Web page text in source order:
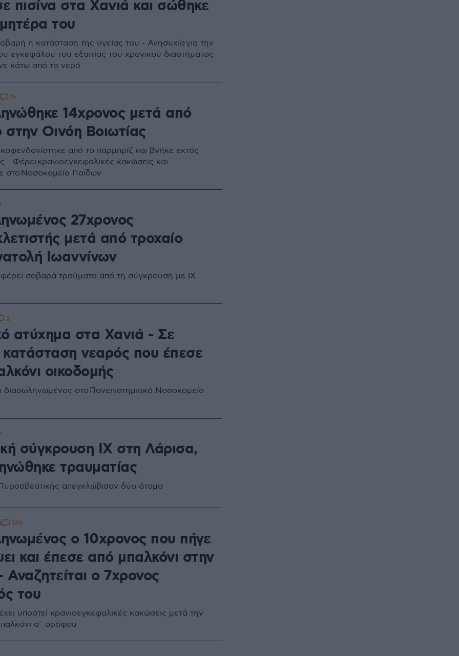
πισίνα στα Χανιά και σώθηκε
του
η κατάσταση της υγείας του - Ανησυχία για την
εγκεφάλου του εξαιτίας του χρονικού διαστήματος
κάτω από το νερό
14χρονος μετά από
στην Οινόη Βοιωτίας
από το παρμπρίζ και βγήκε εκτός
- Φέρει κρανιοεγκεφαλικές κακώσεις και
στο Νοσοκομείο Παίδων
15
27χρονος
μετά από τροχαίο
Ιωαννίνων
σοβαρά τραύματα από τη σύγκρουση με ΙΧ
ατύχημα στα Χανιά - Σε
κατάσταση νεαρός που έπεσε
οικοδομής
διασωληνωμένος στο Πανεπιστημιακό Νοσοκομείο
2
σύγκρουση ΙΧ στη Λάρισα,
τραυματίας
απεγκλώβισαν δύο άτομα
ο 10χρονος που πήγε
και έπεσε από μπαλκόνι στην
ο 7χρονος
του
υποστεί κρανιοεγκεφαλικές κακώσεις μετά την
α΄ ορόφου
120